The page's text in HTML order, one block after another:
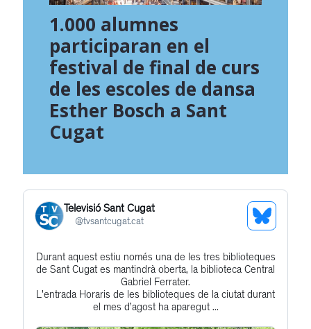
1.000 alumnes
participaran en el
festival de final de curs
de les escoles de dansa
Esther Bosch a Sant
Cugat
Televisió Sant Cugat
@tvsantcugat.cat
See
Profile
Get
to
this
post
Durant aquest estiu només una de les tres biblioteques
de Sant Cugat es mantindrà oberta, la biblioteca Central
Gabriel Ferrater.
L'entrada Horaris de les biblioteques de la ciutat durant
el mes d’agost ha aparegut ...